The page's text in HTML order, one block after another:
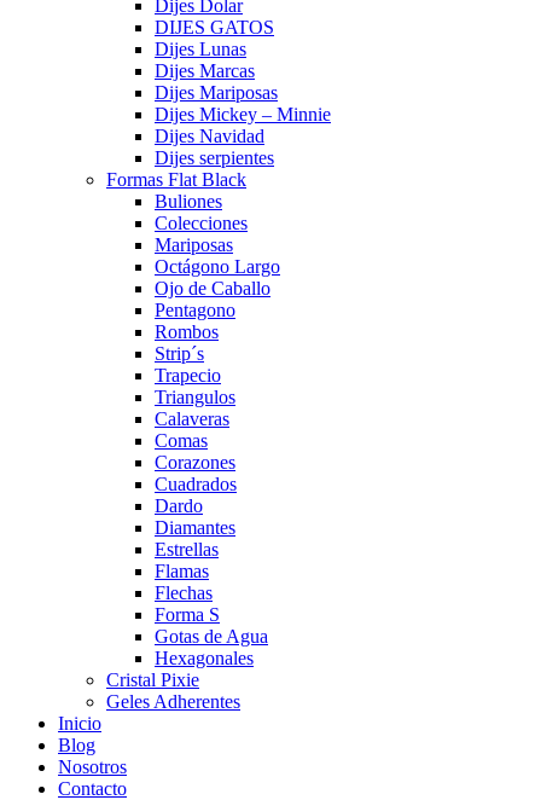
Dijes Dolar
DIJES GATOS
Dijes Lunas
Dijes Marcas
Dijes Mariposas
Dijes Mickey – Minnie
Dijes Navidad
Dijes serpientes
Formas Flat Black
Buliones
Colecciones
Mariposas
Octágono Largo
Ojo de Caballo
Pentagono
Rombos
Strip´s
Trapecio
Triangulos
Calaveras
Comas
Corazones
Cuadrados
Dardo
Diamantes
Estrellas
Flamas
Flechas
Forma S
Gotas de Agua
Hexagonales
Cristal Pixie
Geles Adherentes
Inicio
Blog
Nosotros
Contacto